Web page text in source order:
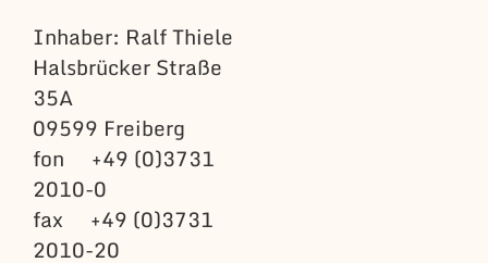
Inhaber: Ralf Thiele
Halsbrücker Straße
35A
09599 Freiberg
fon +49 (0)3731
2010-0
fax +49 (0)3731
2010-20